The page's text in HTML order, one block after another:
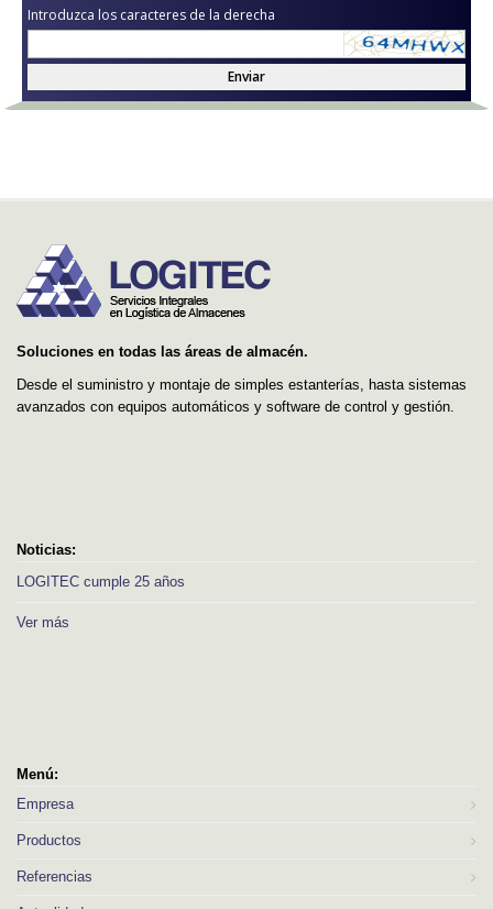
Introduzca los caracteres de la derecha
Enviar
Soluciones en todas las áreas de almacén.
Desde el suministro y montaje de simples estanterías, hasta sistemas
avanzados con equipos automáticos y software de control y gestión.
Noticias:
LOGITEC cumple 25 años
Ver más
Menú:
Empresa
Productos
Referencias